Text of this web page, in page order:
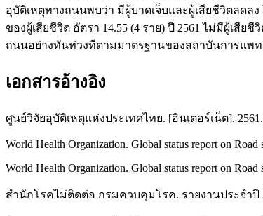
อุบัติเหตุทางถนนพบว่า มีผู้บาดเจ็บและผู้เสียชีวิตลดลง
ของผู้เสียชีวิต อัตรา 14.55 (4 ราย) ปี 2561 ไม่มีผู้เสี
ถนนอย่างทันท่วงทีตามมาตรฐานของสถาบันการแพ
เอกสารอ้างอิง
ศูนย์วิจัยอุบัติเหตุแห่งประเทศไทย. [อินเตอร์เน็ต].
World Health Organization. Global status report on
World Health Organization. Global status report on
สำนักโรคไม่ติดต่อ กรมควบคุมโรค. รายงานประจำปี